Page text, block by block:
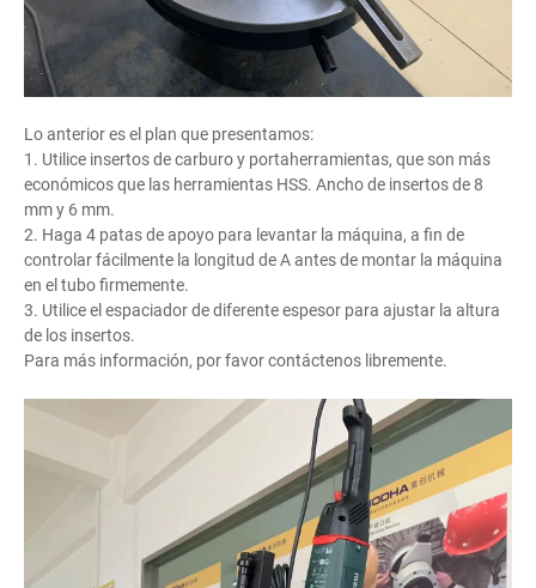
Lo anterior es el plan que presentamos:
1. Utilice insertos de carburo y portaherramientas, que son más
económicos que las herramientas HSS. Ancho de insertos de 8
mm y 6 mm.
2. Haga 4 patas de apoyo para levantar la máquina, a fin de
controlar fácilmente la longitud de A antes de montar la máquina
en el tubo firmemente.
3. Utilice el espaciador de diferente espesor para ajustar la altura
de los insertos.
Para más información, por favor contáctenos libremente.